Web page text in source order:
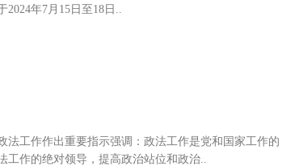
年7月15日至18日..
工作作出重要指示强调：政法工作是党和国家工作的
工作的绝对领导，提高政治站位和政治..